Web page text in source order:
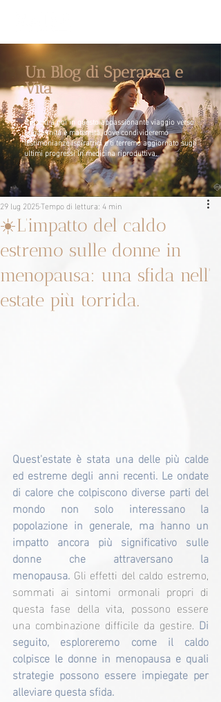
Un Blog di Speranza e
Vita
Unisciti a noi in questo appassionante viaggio verso
la paternità e maternità, dove condivideremo
testimonianze ispiratrici e ti terremo aggiornato sugli
ultimi progressi in medicina riproduttiva.
☀️L’impatto del caldo
estremo sulle donne in
menopausa: una sfida nell'
estate più torrida.
29 lug 2025Tempo di lettura: 4 min
Quest'estate è stata una delle più calde
ed estreme degli anni recenti. Le ondate
di calore che colpiscono diverse parti del
mondo non solo interessano la
popolazione in generale, ma hanno un
impatto ancora più significativo sulle
donne che attraversano la
menopausa. Gli effetti del caldo estremo,
sommati ai sintomi ormonali propri di
questa fase della vita, possono essere
una combinazione difficile da gestire. Di
seguito, esploreremo come il caldo
colpisce le donne in menopausa e quali
strategie possono essere impiegate per
alleviare questa sfida.